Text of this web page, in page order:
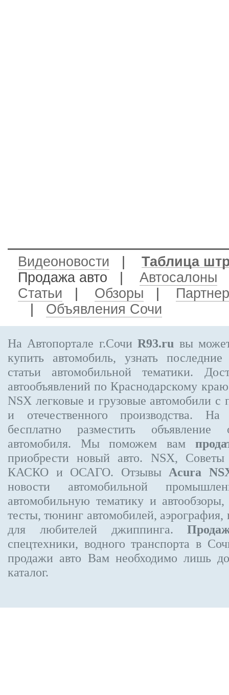
Видеоновости
Таблица
Продажа авто
Автосалоны
Статьи
Обзоры
Объявления Сочи
На Автопортале г.СочиR93.ru вы
купить автомобиль, узнать
статьи автомобильной тематики.
автообъявлений по Краснодарскому
NSX легковые и грузовые автомобили с
и отечественного производства.
бесплатно разместить объявление о
автомобиля. Мы поможем вам
приобрести новый авто. NSX, Советы
КАСКО и ОСАГО. Отзывы Acura
новости автомобильной
автомобильную тематику и
тесты, тюнинг автомобилей,
для любителей джиппинга.
спецтехники, водного транспорта в
продажи авто Вам необходимо лишь
каталог.